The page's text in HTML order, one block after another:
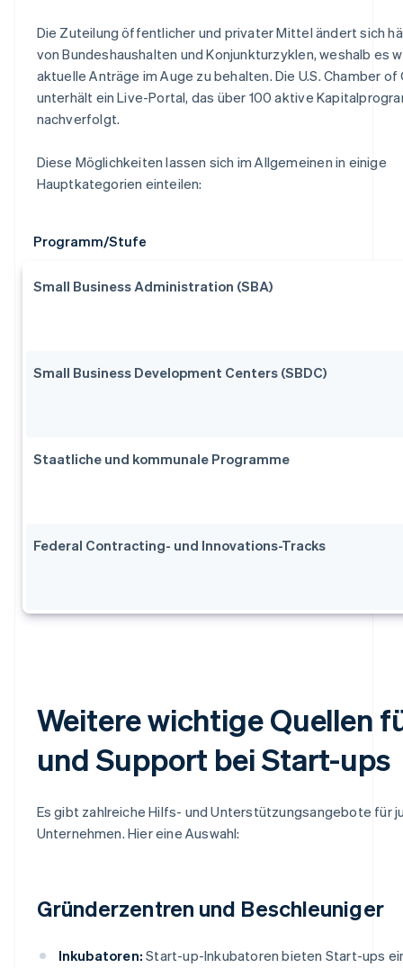
Die Zuteilung öffentlicher und privater Mittel ändert sich
von Bundeshaushalten und Konjunkturzyklen, weshalb es
aktuelle Anträge im Auge zu behalten. Die U.S. Chamber
unterhält ein Live-Portal, das über 100 aktive
nachverfolgt.
Diese Möglichkeiten lassen sich im Allgemeinen in einige
Hauptkategorien einteilen:
Programm/Stufe
Small Business Administration (SBA)
Small Business Development Centers (SBDC)
Staatliche und kommunale Programme
Federal Contracting- und Innovations-Tracks
Weitere wichtige Quellen
und Support bei Start-ups
Es gibt zahlreiche Hilfs- und Unterstützungsangebote für
Unternehmen. Hier eine Auswahl:
Gründerzentren und Beschleuniger
Inkubatoren: Start-up-Inkubatoren bieten Start-ups